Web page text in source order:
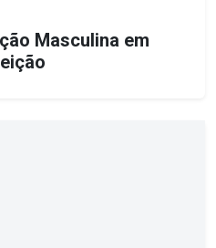
Masculina em